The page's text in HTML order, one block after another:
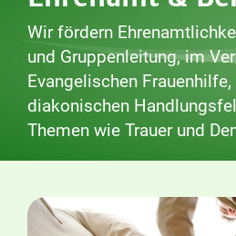
Wir fördern
und Gruppenleitung, im
Evangelischen
diakonischen
Themen wie Trauer und